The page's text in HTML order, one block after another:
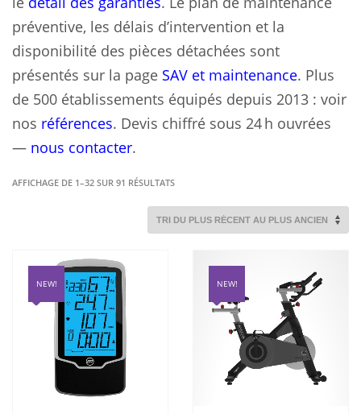
préventive, les délais d’intervention et la
disponibilité des pièces détachées sont
présentés sur la page SAV et maintenance. Plus
de 500 établissements équipés depuis 2013 : voir
nos références. Devis chiffré sous 24 h ouvrées
— nous contacter.
AFFICHAGE DE 1–32 SUR 91 RÉSULTATSTRIÉ
RÉCENT
NEW! NEW!